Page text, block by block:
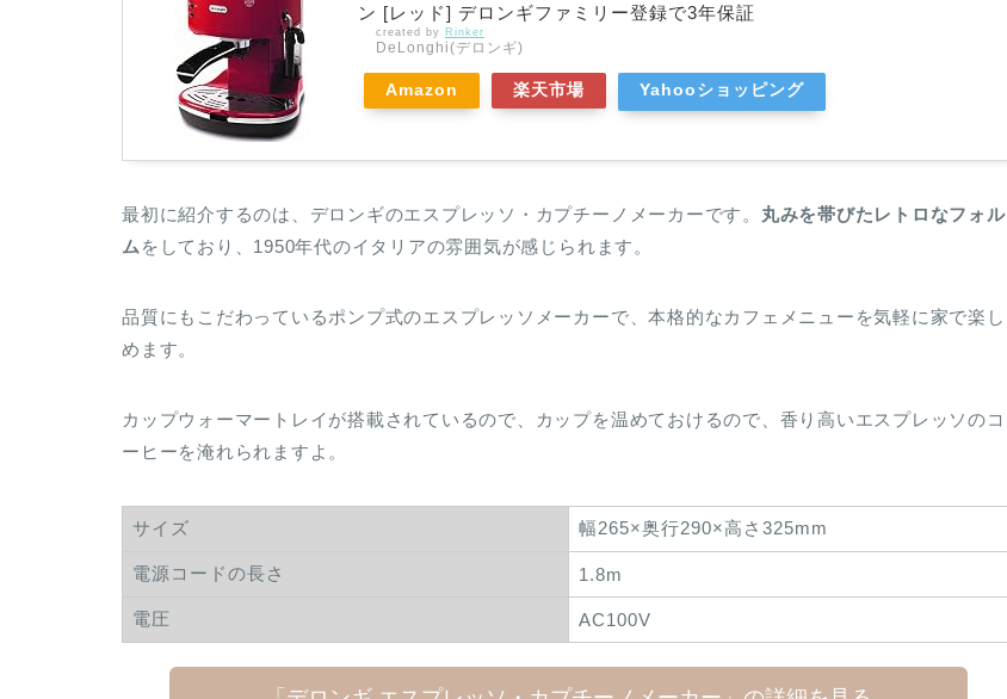
ン [レッド] デロンギファミリー登録で3年保証
created by Rinker
DeLonghi(デロンギ)
Amazon 楽天市場 Yahooショッピング
最初に紹介するのは、デロンギのエスプレッソ・カプチーノメーカーです。 丸みを帯びたレトロなフォル
ム をしており、1950年代のイタリアの雰囲気が感じられます。
品質にもこだわっているポンプ式のエスプレッソメーカーで、本格的なカフェメニューを気軽に家で楽し
めます。
カップウォーマートレイが搭載されているので、カップを温めておけるので、香り高いエスプレッソのコ
ーヒーを淹れられますよ。
サイズ 幅265×奥行290×高さ325mm
電源コードの長さ 1.8m
電圧 AC100V